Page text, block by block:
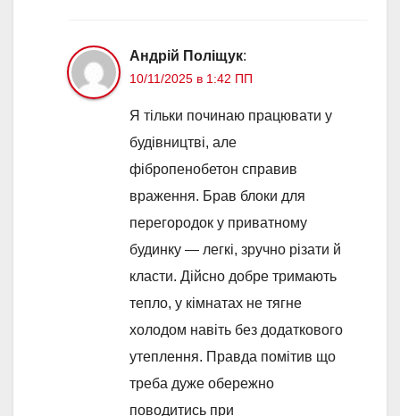
Андрій Поліщук:
10/11/2025 в 1:42 ПП
Я тільки починаю працювати у
будівництві, але
фібропенобетон справив
враження. Брав блоки для
перегородок у приватному
будинку — легкі, зручно різати й
класти. Дійсно добре тримають
тепло, у кімнатах не тягне
холодом навіть без додаткового
утеплення. Правда помітив що
треба дуже обережно
поводитись при